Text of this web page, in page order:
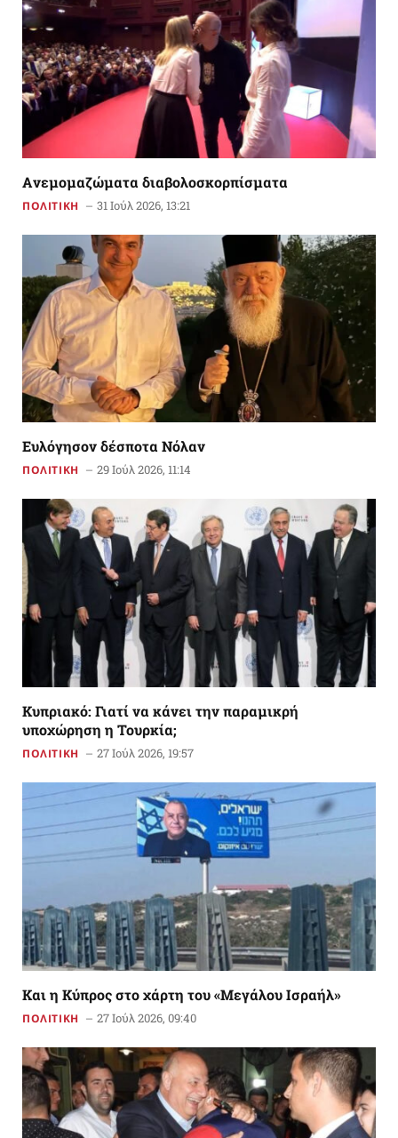
Aνεμομαζώματα διαβολοσκορπίσματα
ΠΟΛΙΤΙΚΗ 31 Ιούλ 2026, 13:21
Ευλόγησον δέσποτα Νόλαν
ΠΟΛΙΤΙΚΗ 29 Ιούλ 2026, 11:14
Κυπριακό: Γιατί να κάνει την παραμικρή
υποχώρηση η Τουρκία;
ΠΟΛΙΤΙΚΗ 27 Ιούλ 2026, 19:57
Και η Κύπρος στο χάρτη του «Μεγάλου Ισραήλ»
ΠΟΛΙΤΙΚΗ 27 Ιούλ 2026, 09:40